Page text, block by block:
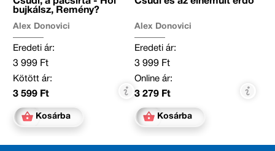
bujkálsz, Remény?
Alex Donovici
Eredeti ár:
3 999 Ft
Kötött ár:
3 599 Ft
Kosárba
Alex Donovici
Eredeti ár:
3 999 Ft
Online ár:
3 279 Ft
Kosárba